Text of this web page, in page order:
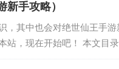
手攻略）
，其中也会对绝世仙王手
站，现在开始吧！ 本文目
仙王六转几次任务 绝世